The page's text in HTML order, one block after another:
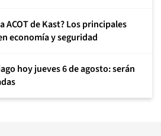
ACOT de Kast? Los principales
economía y seguridad
hoy jueves 6 de agosto: serán